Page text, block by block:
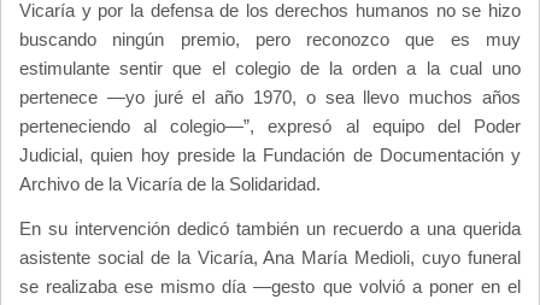
Vicaría y por la defensa de los derechos humanos no se hizo
buscando ningún premio, pero reconozco que es muy
estimulante sentir que el colegio de la orden a la cual uno
pertenece —yo juré el año 1970, o sea llevo muchos años
perteneciendo al colegio—”, expresó al equipo del Poder
Judicial, quien hoy preside la Fundación de Documentación y
Archivo de la Vicaría de la Solidaridad.
En su intervención dedicó también un recuerdo a una querida
asistente social de la Vicaría, Ana María Medioli, cuyo funeral
se realizaba ese mismo día —gesto que volvió a poner en el